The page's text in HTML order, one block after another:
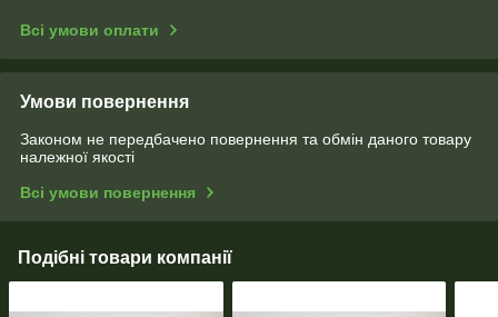
Всі умови оплати
Умови повернення
Законом не передбачено повернення та обмін даного товару
належної якості
Всі умови повернення
Подібні товари компанії